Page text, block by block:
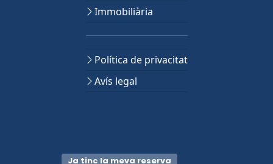
Immobiliària
Política de privacitat
Avís legal
Ja tinc la meva reserva